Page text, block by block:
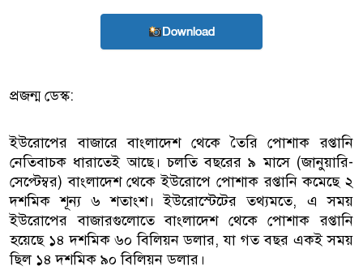
Download
প্রজন্ম ডেস্ক:
ইউরোপের বাজারে বাংলাদেশ থেকে তৈরি পোশাক রপ্তানি
নেতিবাচক ধারাতেই আছে। চলতি বছরের ৯ মাসে (জানুয়ারি-
সেপ্টেম্বর) বাংলাদেশ থেকে ইউরোপে পোশাক রপ্তানি কমেছে ২
দশমিক শূন্য ৬ শতাংশ। ইউরোস্টেটের তথ্যমতে, এ সময়
ইউরোপের বাজারগুলোতে বাংলাদেশ থেকে পোশাক রপ্তানি
হয়েছে ১৪ দশমিক ৬০ বিলিয়ন ডলার, যা গত বছর একই সময়
ছিল ১৪ দশমিক ৯০ বিলিয়ন ডলার।